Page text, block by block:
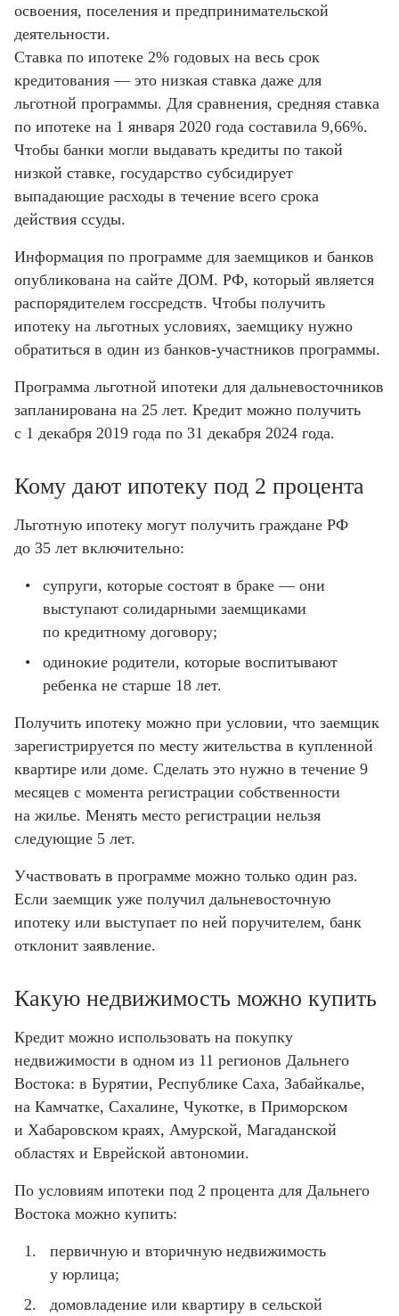
освоения, поселения и предпринимательской
деятельности.
Ставка по ипотеке 2% годовых на весь срок
кредитования — это низкая ставка даже для
льготной программы. Для сравнения, средняя ставка
по ипотеке на 1 января 2020 года составила 9,66%.
Чтобы банки могли выдавать кредиты по такой
низкой ставке, государство субсидирует
выпадающие расходы в течение всего срока
действия ссуды.
Информация по программе для заемщиков и банков
опубликована на сайте ДОМ. РФ, который является
распорядителем госсредств. Чтобы получить
ипотеку на льготных условиях, заемщику нужно
обратиться в один из банков-участников программы.
Программа льготной ипотеки для дальневосточников
запланирована на 25 лет. Кредит можно получить
с 1 декабря 2019 года по 31 декабря 2024 года.
Кому дают ипотеку под 2 процента
Льготную ипотеку могут получить граждане РФ
до 35 лет включительно:
супруги, которые состоят в браке — они
выступают солидарными заемщиками
по кредитному договору;
одинокие родители, которые воспитывают
ребенка не старше 18 лет.
Получить ипотеку можно при условии, что заемщик
зарегистрируется по месту жительства в купленной
квартире или доме. Сделать это нужно в течение 9
месяцев с момента регистрации собственности
на жилье. Менять место регистрации нельзя
следующие 5 лет.
Участвовать в программе можно только один раз.
Если заемщик уже получил дальневосточную
ипотеку или выступает по ней поручителем, банк
отклонит заявление.
Какую недвижимость можно купить
Кредит можно использовать на покупку
недвижимости в одном из 11 регионов Дальнего
Востока: в Бурятии, Республике Саха, Забайкалье,
на Камчатке, Сахалине, Чукотке, в Приморском
и Хабаровском краях, Амурской, Магаданской
областях и Еврейской автономии.
По условиям ипотеки под 2 процента для Дальнего
Востока можно купить:
первичную и вторичную недвижимость
у юрлица;
домовладение или квартиру в сельской